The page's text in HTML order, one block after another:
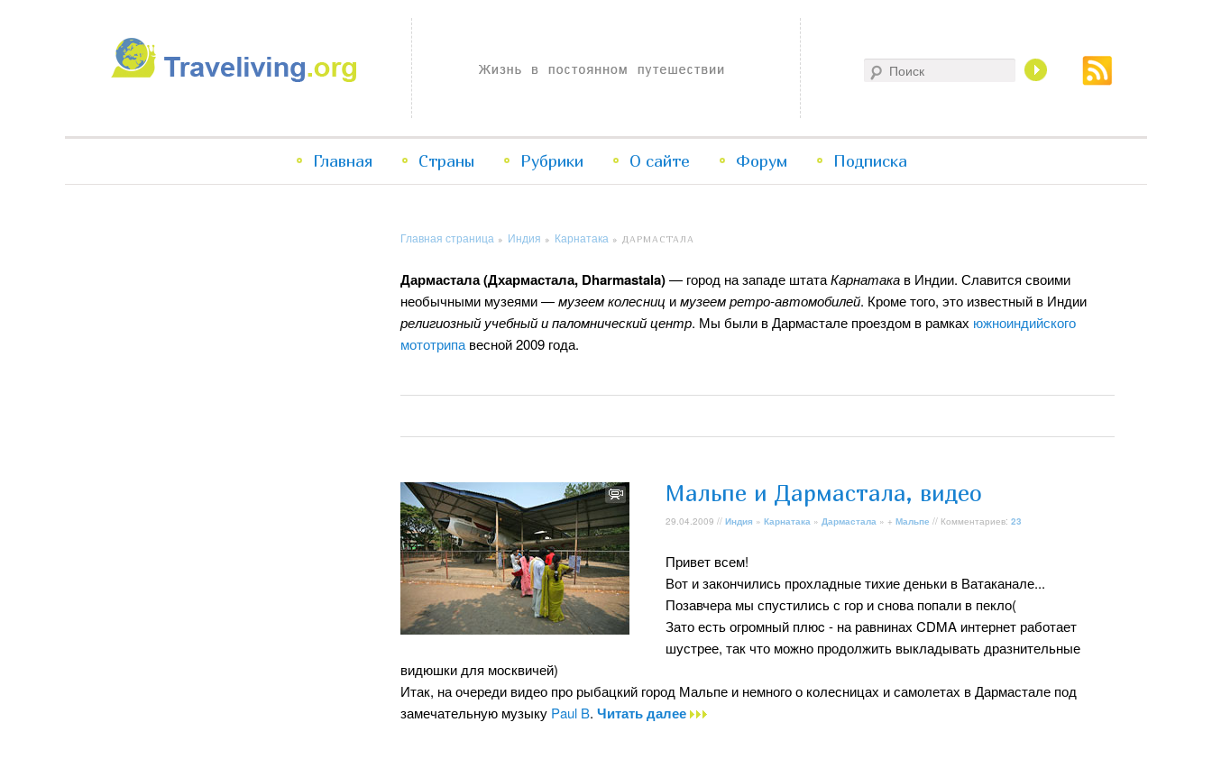
Traveliving
Жизнь в постоянном путешествии
Перейти
содержимому
Перейти
содержимому
Главная Страны Рубрики О сайте Форум Подписка
Главная страница » Индия » Карнатака » ДАРМАСТАЛА
Дармастала (Дхармастала, Dharmastala)— город на западе штатаКарнатака в Индии. Славится своими
необычными музеями —музеем колесниц имузеем ретро-автомобилей. Кроме того, это известный в Индии
религиозный учебный и паломнический центр. Мы были в Дармастале проездом в рамках южноиндийского
мототрипа весной 2009 года.
Мальпе и Дармастала, видео
29.04.2009 // Индия » Карнатака » Дармастала » + Мальпе // Комментариев: 23
Привет всем!
Вот и закончились прохладные тихие деньки в Ватаканале...
Позавчера мы спустились с гор и снова попали в пекло(
Зато есть огромный плюc - на равнинах CDMA интернет работает
шустрее, так что можно продолжить выкладывать дразнительные
видюшки для москвичей)
Итак, на очереди видео про рыбацкий город Мальпе и немного о колесницах и самолетах в Дармастале под
замечательную музыку Paul B. Читать далее